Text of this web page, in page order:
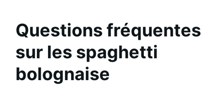
Questions fréquentes
sur les spaghetti
bolognaise